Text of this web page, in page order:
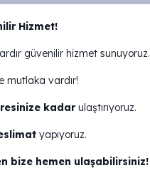
Hizmet!
güvenilir hizmet sunuyoruz.
mutlaka vardır!
kadarulaştırıyoruz.
yapıyoruz.
bize hemen ulaşabilirsiniz!